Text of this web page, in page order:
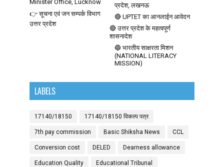
Minister Office, Lucknow
प्रदेश, लखनऊ
👉 सूचना एवं जन सम्पर्क विभाग
उत्तर प्रदेश
🔴 UPTET का आनलाईन आवेदन
🔴 उत्तर प्रदेश के महत्वपूर्ण
शासनादेश
🔵 भारतीय साक्षरता मिशन
(NATIONAL LITERACY
MISSION)
LABELS
17140/18150 17140/18150 विकल्प पत्र
7th pay commission Basic Shiksha News CCL
Conversion cost DELED Dearness allowance
Education Quality Educational Tribunal